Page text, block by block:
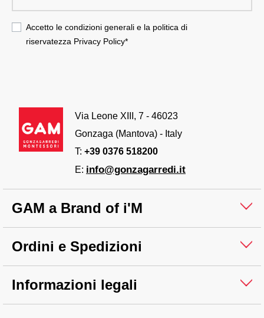
Accetto le condizioni generali e la politica di
riservatezza Privacy Policy*
Via Leone XIII, 7 - 46023
Gonzaga (Mantova) - Italy
T: +39 0376 518200
E: info@gonzagarredi.it
GAM a Brand of i'M
Ordini e Spedizioni
Informazioni legali